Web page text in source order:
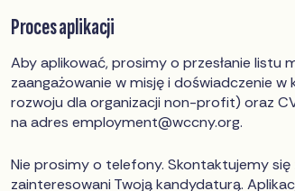
Proces aplikacji
Aby aplikować, prosimy o przesłanie listu
zaangażowanie w misję i doświadczenie
rozwoju dla organizacji non-profit) oraz
na adres employment@wccny.org.
Nie prosimy o telefony. Skontaktujemy
zainteresowani Twoją kandydaturą.